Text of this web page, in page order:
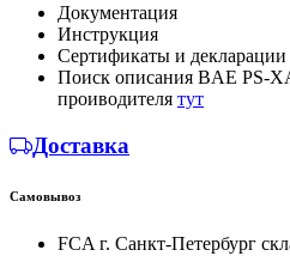
Документация
Инструкция
Сертификаты и декларации
Поиск описания BAE PS-
проиводителя тут
Доставка
Самовывоз
FCA г. Санкт-Петербург